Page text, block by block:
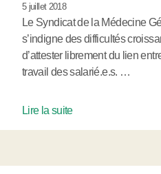
5 juillet 2018
Le Syndicat de la Médecine
s’indigne des difficultés
d’attester librement du lien
travail des salarié.e.s. …
Lire la suite